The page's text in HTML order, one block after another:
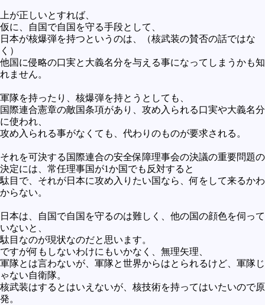
上が正しいとすれば、
仮に、自国で自国を守る手段として、
日本が核爆弾を持つというのは、（核武装の賛否の話ではな
く）
他国に侵略の口実と大義名分を与える事になってしまうかも知
れません。
軍隊を持ったり、核爆弾を持とうとしても、
国際連合憲章の敵国条項があり、攻め入られる口実や大義名分
に使われ、
攻め入られる事がなくても、代わりのものが要求される。
それを可決する国際連合の安全保障理事会の決議の重要問題の
決定には、常任理事国が1か国でも反対すると
駄目で、それが日本に攻め入りたい国なら、何をして来るかわ
からない。
日本は、自国で自国を守るのは難しく、他の国の顔色を伺って
いないと、
駄目なのが現状なのだと思います。
ですが何もしないわけにもいかなく、無理矢理、
軍隊とは言わないが、軍隊と世界からはとられるけど、軍隊じ
ゃない自衛隊。
核武装はするとはいえないが、核技術を持ってはいたいので原
発。